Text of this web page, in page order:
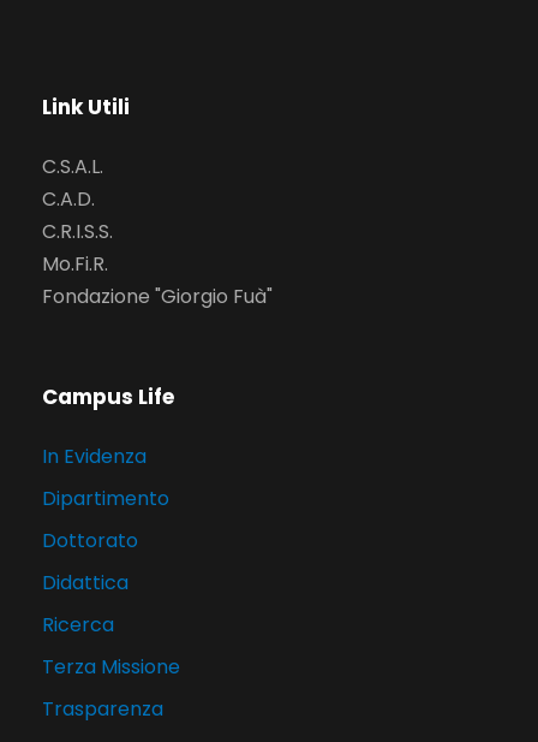
Link Utili
C.S.A.L.
C.A.D.
C.R.I.S.S.
Mo.Fi.R.
Fondazione "Giorgio Fuà"
Campus Life
In Evidenza
Dipartimento
Dottorato
Didattica
Ricerca
Terza Missione
Trasparenza